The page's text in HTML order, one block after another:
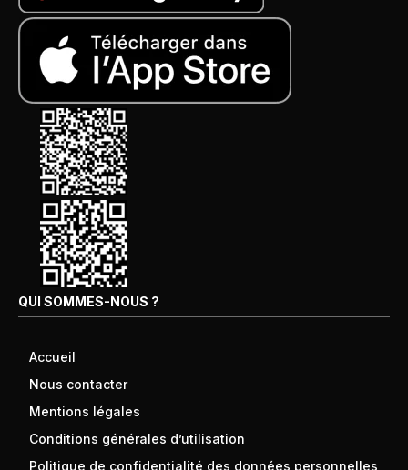
QUI SOMMES-NOUS ?
Accueil
Nous contacter
Mentions légales
Conditions générales d’utilisation
Politique de confidentialité des données personnelles